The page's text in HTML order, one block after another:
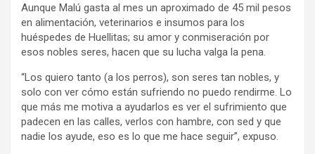
Aunque Malú gasta al mes un aproximado de 45 mil pesos
en alimentación, veterinarios e insumos para los
huéspedes de Huellitas; su amor y conmiseración por
esos nobles seres, hacen que su lucha valga la pena.
“Los quiero tanto (a los perros), son seres tan nobles, y
solo con ver cómo están sufriendo no puedo rendirme. Lo
que más me motiva a ayudarlos es ver el sufrimiento que
padecen en las calles, verlos con hambre, con sed y que
nadie los ayude, eso es lo que me hace seguir”, expuso.